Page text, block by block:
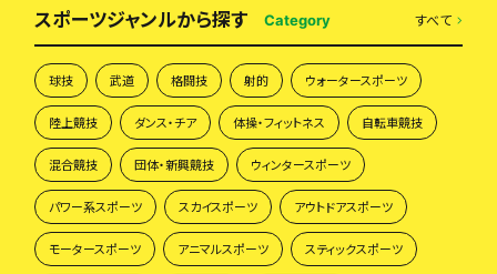
スポーツジャンルから探す Category すべて
球技 武道 格闘技 射的 ウォータースポーツ
陸上競技 ダンス・チア 体操・フィットネス 自転車競技
混合競技 団体・新興競技 ウィンタースポーツ
パワー系スポーツ スカイスポーツ アウトドアスポーツ
モータースポーツ アニマルスポーツ スティックスポーツ